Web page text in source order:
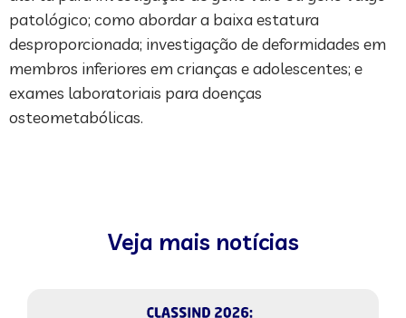
patológico; como abordar a baixa estatura
desproporcionada; investigação de deformidades em
membros inferiores em crianças e adolescentes; e
exames laboratoriais para doenças
osteometabólicas.
Veja mais notícias